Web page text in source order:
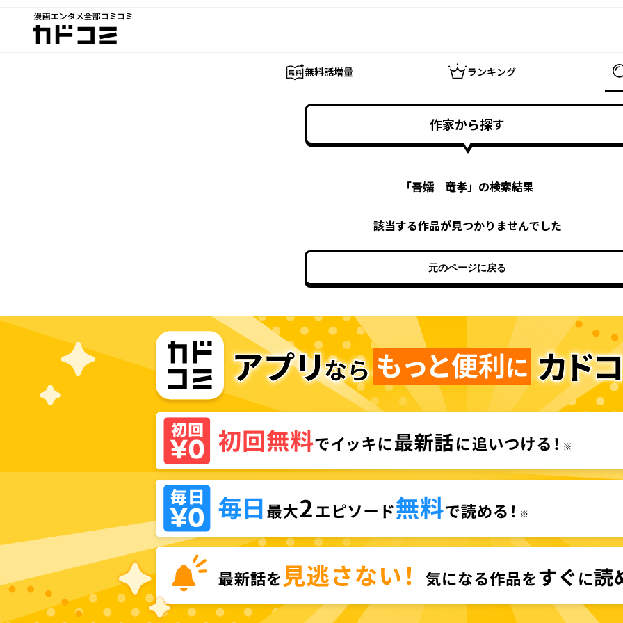
漫画エンタメ全部コミコミ
カドコミ
無料話増量 ランキング
作家から探す
「吾嬬 竜孝」の検索結果
該当する作品が見つかりませんでした
元のページに戻る